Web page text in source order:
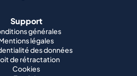
Support
générales
légales
des données
de rétractation
Cookies